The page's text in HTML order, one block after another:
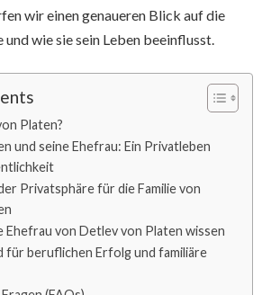
wir einen genaueren Blick auf die
und wie sie sein Leben beeinflusst.
Platen?
und seine Ehefrau: Ein Privatleben
Privatsphäre für die Familie von
Ehefrau von Detlev von Platen wissen
für beruflichen Erfolg und familiäre